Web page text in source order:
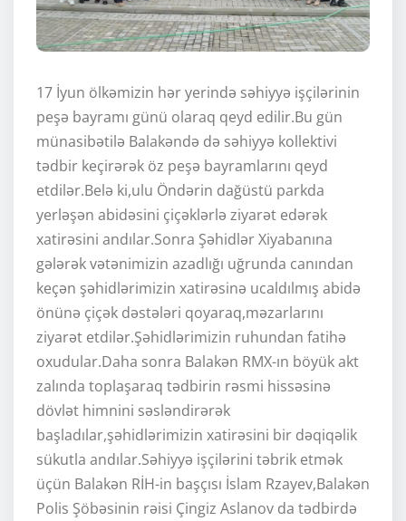
17 İyun ölkəmizin hər yerində səhiyyə işçilərinin
peşə bayramı günü olaraq qeyd edilir.Bu gün
münasibətilə Balakəndə də səhiyyə kollektivi
tədbir keçirərək öz peşə bayramlarını qeyd
etdilər.Belə ki,ulu Öndərin dağüstü parkda
yerləşən abidəsini çiçəklərlə ziyarət edərək
xatirəsini andılar.Sonra Şəhidlər Xiyabanına
gələrək vətənimizin azadlığı uğrunda canından
keçən şəhidlərimizin xatirəsinə ucaldılmış abidə
önünə çiçək dəstələri qoyaraq,məzarlarını
ziyarət etdilər.Şəhidlərimizin ruhundan fatihə
oxudular.Daha sonra Balakən RMX-ın böyük akt
zalında toplaşaraq tədbirin rəsmi hissəsinə
dövlət himnini səsləndirərək
başladılar,şəhidlərimizin xatirəsini bir dəqiqəlik
sükutla andılar.Səhiyyə işçilərini təbrik etmək
üçün Balakən RİH-in başçısı İslam Rzayev,Balakən
Polis Şöbəsinin rəisi Çingiz Aslanov da tədbirdə